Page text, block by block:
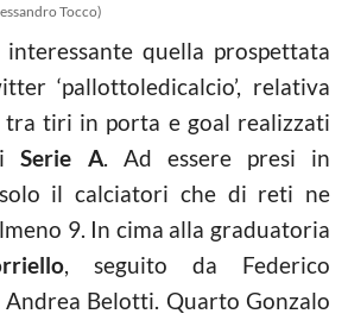
Tocco)
interessante quella prospettata
‘pallottoledicalcio’, relativa
tra tiri in porta e goal realizzati
Serie A. Ad essere presi in
solo il calciatori che di reti ne
9. In cima alla graduatoria
, seguito da Federico
Andrea Belotti. Quarto Gonzalo